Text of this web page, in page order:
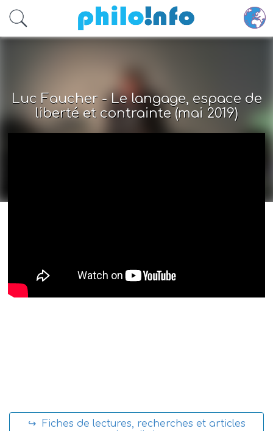
Accéder au contenu principal
Luc Faucher - Le langage, espace de
liberté et contrainte (mai 2019)
↪ Fiches de lectures, recherches et articles